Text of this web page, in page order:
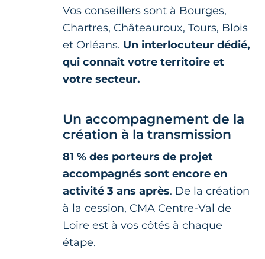
Vos conseillers sont à Bourges,
Chartres, Châteauroux, Tours, Blois
et Orléans. Un interlocuteur dédié,
qui connaît votre territoire et
votre secteur.
Un accompagnement de la
création à la transmission
81 % des porteurs de projet
accompagnés sont encore en
activité 3 ans après. De la création
à la cession, CMA Centre-Val de
Loire est à vos côtés à chaque
étape.